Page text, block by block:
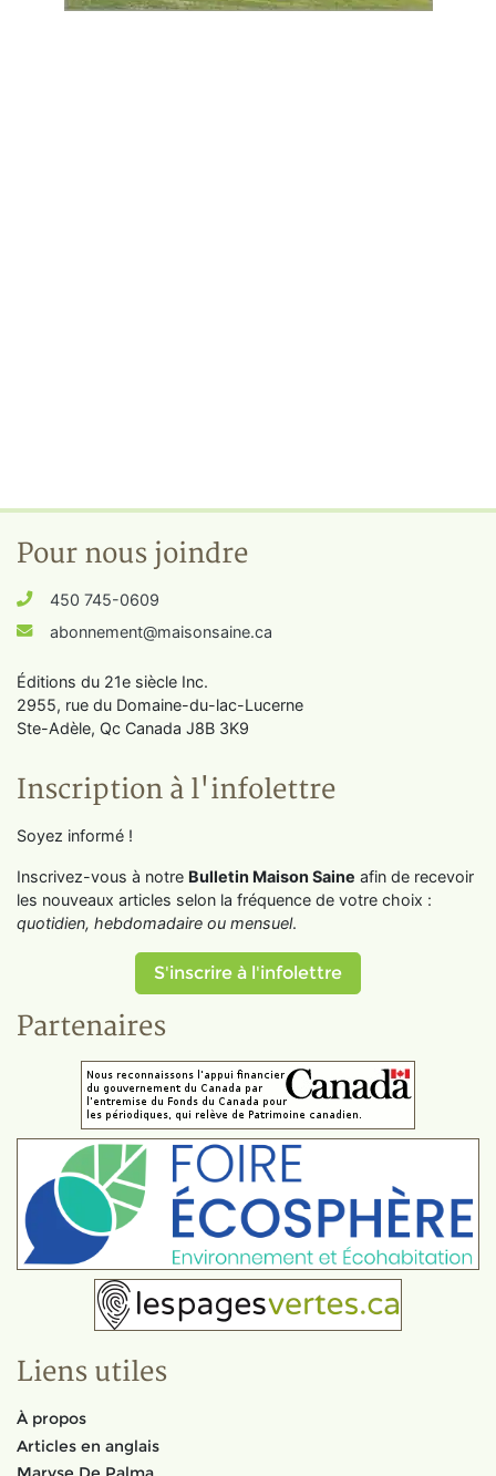
Pour nous joindre
450 745-0609
abonnement@maisonsaine.ca
Éditions du 21e siècle Inc.
2955, rue du Domaine-du-lac-Lucerne
Ste-Adèle, Qc Canada J8B 3K9
Inscription à l'infolettre
Soyez informé !
Inscrivez-vous à notre Bulletin Maison Saine afin de recevoir
les nouveaux articles selon la fréquence de votre choix :
quotidien, hebdomadaire ou mensuel.
S'inscrire à l'infolettre
Partenaires
Liens utiles
À propos
Articles en anglais